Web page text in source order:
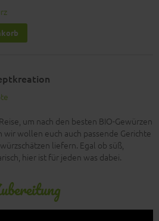
um nach den besten BIO-Gewürzen
wir wollen euch auch passende Gerichte
liefern. Egal ob süß,
hier ist für jeden was dabei.